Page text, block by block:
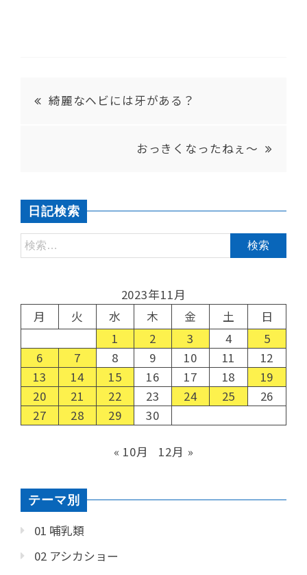
綺麗なヘビには牙がある？
おっきくなったねぇ～
日記検索
2023年11月
月
火 水 木 金 土
日
1
2 3 4
5
6
7 8 9 10 11
12
13
14 15 16 17 18
19
20
21 22 23 24 25
26
27
28 29 30
« 10月 12月 »
テーマ別
01 哺乳類
02 アシカショー